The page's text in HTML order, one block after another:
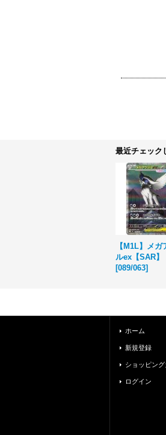
最近チェック
【M1L】メガ
ルex【SAR】
[089/063]
ホーム
新規登録
ショッピング
ログイン